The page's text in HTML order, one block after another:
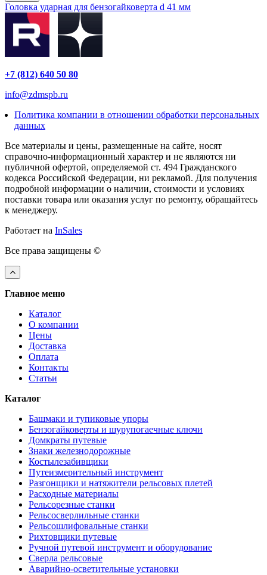
Головка ударная для бензогайковерта d 41 мм
+7 (812) 640 50 80
info@zdmspb.ru
Политика компании в отношении обработки персональных
данных
Все материалы и цены, размещенные на сайте, носят
справочно-информационный характер и не являются ни
публичной офертой, определяемой ст. 494 Гражданского
кодекса Российской Федерации, ни рекламой. Для получения
подробной информации о наличии, стоимости и условиях
поставки товара или оказания услуг по ремонту, обращайтесь
к менеджеру.
Работает на InSales
Все права защищены ©
Главное меню
Каталог
О компании
Цены
Доставка
Оплата
Контакты
Статьи
Каталог
Башмаки и тупиковые упоры
Бензогайковерты и шурупогаечные ключи
Домкраты путевые
Знаки железнодорожные
Костылезабивщики
Путеизмерительный инструмент
Разгонщики и натяжители рельсовых плетей
Расходные материалы
Рельсорезные станки
Рельсосверлильные станки
Рельсошлифовальные станки
Рихтовщики путевые
Ручной путевой инструмент и оборудование
Сверла рельсовые
Аварийно-осветительные установки